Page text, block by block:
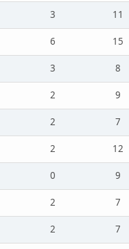
3
11
6
15
3
8
2
9
2
7
2
12
0
9
2
7
2
7